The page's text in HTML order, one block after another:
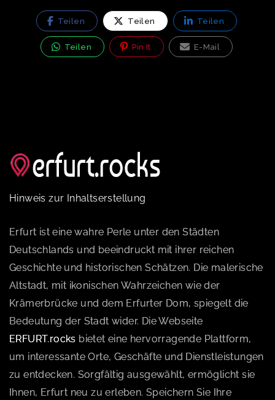
Teilen Teilen Teilen
Teilen Pin It E-Mail
Hinweis zur Inhaltserstellung
Erfurt ist eine wahre Perle unter den Städten
Deutschlands und beeindruckt mit ihrer reichen
Geschichte und historischen Schätzen. Die malerische
Altstadt, mit ikonischen Wahrzeichen wie der
Krämerbrücke und dem Erfurter Dom, spiegelt die
Bedeutung der Stadt wider. Die Webseite
ERFURT.rocks bietet eine hervorragende Plattform,
um interessante Orte, Geschäfte und Dienstleistungen
zu entdecken. Sorgfältig ausgewählt, ermöglicht sie
Ihnen, Erfurt neu zu erleben. Speichern Sie Ihre